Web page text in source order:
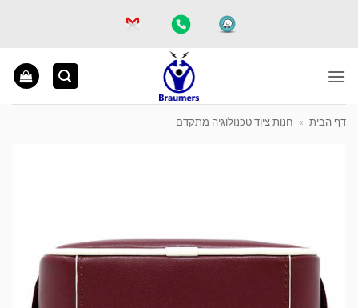
דף הבית » חנות ציוד טכנולוגיה מתקדם